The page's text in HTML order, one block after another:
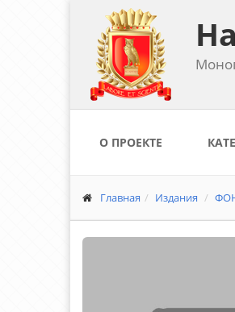
О ПРОЕКТЕ
Главная Издания